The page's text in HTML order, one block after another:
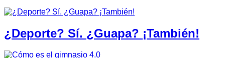
¿Deporte? Sí. ¿Guapa? ¡También!